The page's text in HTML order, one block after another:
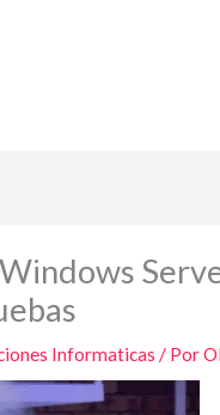
Informaticas / Por